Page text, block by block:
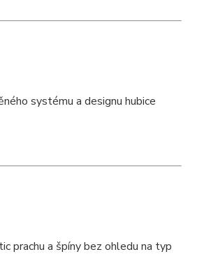
systému a designu hubice
prachu a špíny bez ohledu na typ